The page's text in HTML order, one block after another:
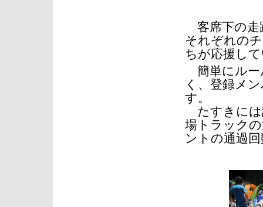
客席下の走
それぞれの
ちが応援し
簡単にルー
く、登録メ
す。
たすきには
場トラック
ントの通過